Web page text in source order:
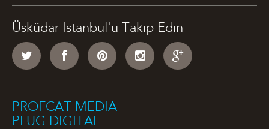
Üsküdar Istanbul'u Takip Edin
PROFCAT MEDIA
PLUG DIGITAL